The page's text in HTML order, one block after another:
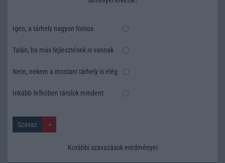
Igen, a tárhely nagyon fontos
Talán, ha más fejlesztések is vannak
Nem, nekem a mostani tárhely is elég
Inkább felhőben tárolok mindent
Korábbi szavazások eredményei